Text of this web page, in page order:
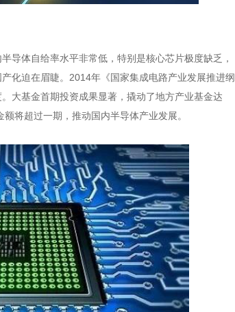
体自给率水平非常低，特别是核心芯片极度缺乏，
化迫在眉睫。2014年《国家集成电路产业发展推进纲
大基金首期投资成果显著，撬动了地方产业基金达
将超过一期，推动国内半导体产业发展。